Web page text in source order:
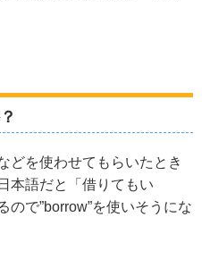
どを使わせてもらいたとき
本語だと「借りてもい
ので”borrow”を使いそうにな